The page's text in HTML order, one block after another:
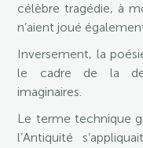
célèbre tragédie, à
n’aient joué
Inversement, la
le cadre de la
imaginaires.
Le terme technique
l’Antiquité